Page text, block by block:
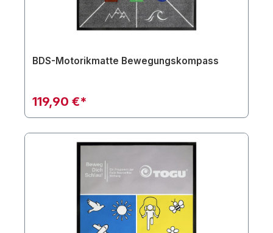
BDS-Motorikmatte Bewegungskompass
119,90 €*